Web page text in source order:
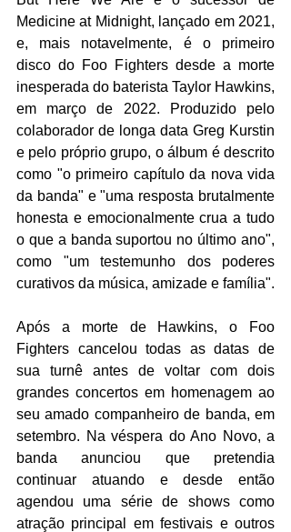
Medicine at Midnight, lançado em 2021,
e, mais notavelmente, é o primeiro
disco do Foo Fighters desde a morte
inesperada do baterista Taylor Hawkins,
em março de 2022. Produzido pelo
colaborador de longa data Greg Kurstin
e pelo próprio grupo, o álbum é descrito
como "o primeiro capítulo da nova vida
da banda" e "uma resposta brutalmente
honesta e emocionalmente crua a tudo
o que a banda suportou no último ano",
como "um testemunho dos poderes
curativos da música, amizade e família".
Após a morte de Hawkins, o Foo
Fighters cancelou todas as datas de
sua turnê antes de voltar com dois
grandes concertos em homenagem ao
seu amado companheiro de banda, em
setembro. Na véspera do Ano Novo, a
banda anunciou que pretendia
continuar atuando e desde então
agendou uma série de shows como
atração principal em festivais e outros